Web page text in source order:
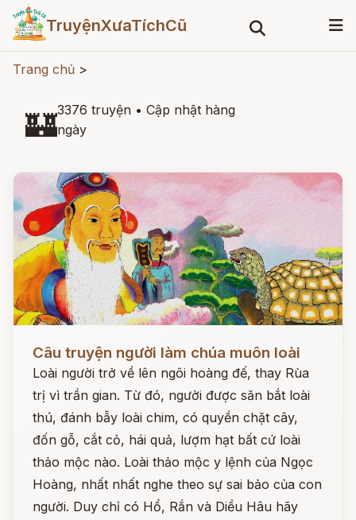
TruyệnXưaTíchCũ
Trang chủ >
🏰3376 truyện • Cập nhật hàng
ngày
Câu truyện người làm chúa muôn loài
Loài người trở về lên ngôi hoàng đế, thay Rùa
trị vì trần gian. Từ đó, người được săn bắt loài
thú, đánh bẫy loài chim, có quyền chặt cây,
đốn gỗ, cắt cỏ, hái quả, lượm hạt bất cứ loài
thảo mộc nào. Loài thảo mộc y lệnh của Ngọc
Hoàng, nhất nhất nghe theo sự sai bảo của con
người. Duy chỉ có Hổ, Rắn và Diều Hâu hãy